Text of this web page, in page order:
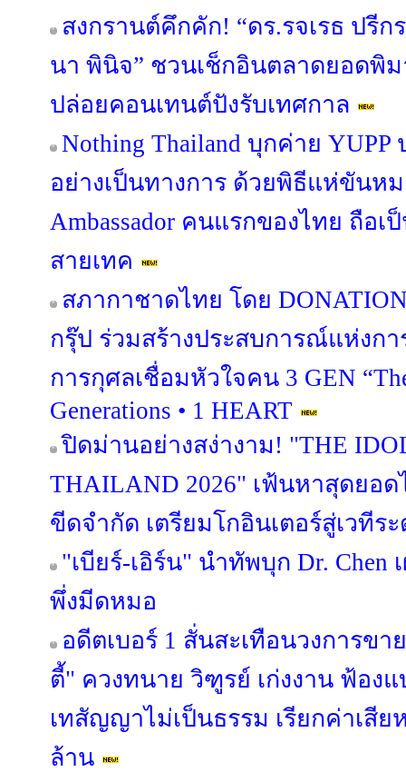
สงกรานต์คึกคัก! “ดร.รจเรธ ปรีก
นา พินิจ” ชวนเช็กอินตลาดยอดพิ
ปล่อยคอนเทนต์ปังรับเทศกาล
Nothing Thailand บุกค่าย YUPP
อย่างเป็นทางการ ด้วยพิธีแห่ขันห
Ambassador คนแรกของไทย ถือ
สายเทค
สภากาชาดไทย โดย
กรุ๊ป ร่วมสร้างประสบการณ์แห่งก
การกุศลเชื่อมหัวใจคน 3 GEN
Generations • 1 HEART
ปิดม่านอย่างสง่างาม! "THE
THAILAND 2026" เฟ้นหาสุดยอ
ขีดจำกัด เตรียมโกอินเตอร์สู่เวทีร
"เบียร์-เอิร์น" นำทัพบุก Dr. Chen
พึ่งมีดหมอ
อดีตเบอร์ 1 สั่นสะเทือนวงการข
ตี้" ควงทนาย วิฑูรย์ เก่งงาน ฟ้อง
เทสัญญาไม่เป็นธรรม เรียกค่าเสี
ล้าน